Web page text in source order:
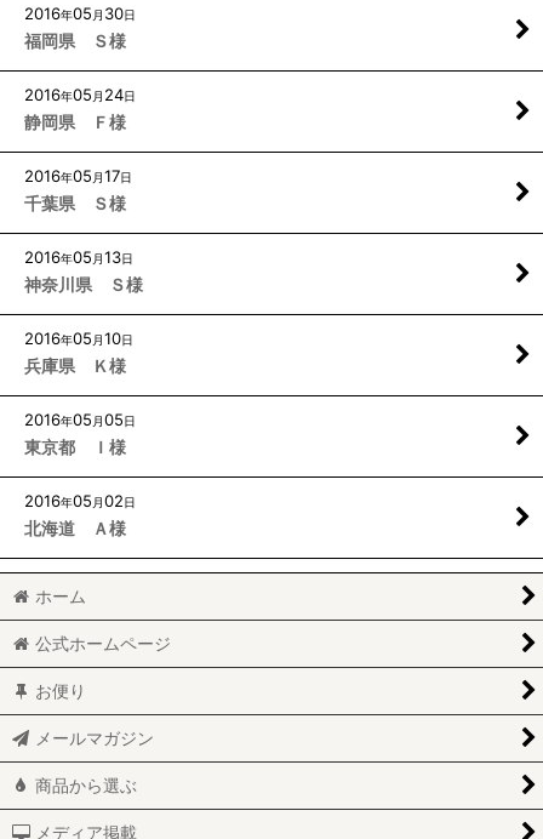
2016年05 月 30日
福岡県 Ｓ様
2016年05 月 24日
静岡県 Ｆ様
2016年05 月17日
千葉県 Ｓ様
2016年05 月13日
神奈川県 Ｓ様
2016年05 月10日
兵庫県 Ｋ様
2016年05 月05日
東京都 Ｉ様
2016年05 月02日
北海道 Ａ様
ホーム
公式ホームページ
お便り
メールマガジン
商品から選ぶ
メディア掲載